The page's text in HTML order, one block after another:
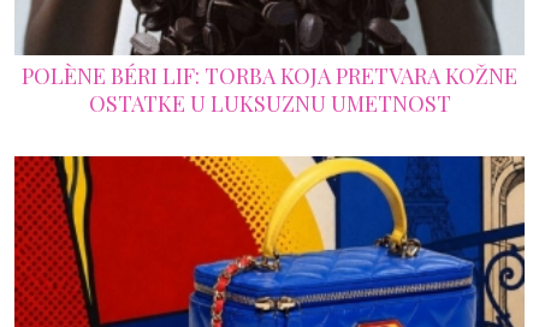
POLÈNE BÉRI LIF: TORBA KOJA PRETVARA KOŽNE
OSTATKE U LUKSUZNU UMETNOST